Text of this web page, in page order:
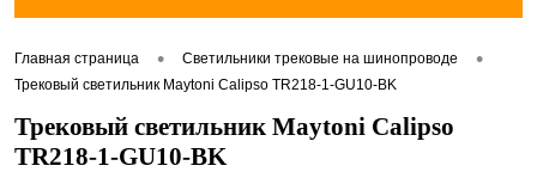
Главная страница • Светильники трековые на шинопроводе •
Трековый светильник Maytoni Calipso TR218-1-GU10-BK
Трековый светильник Maytoni Calipso
TR218-1-GU10-BK